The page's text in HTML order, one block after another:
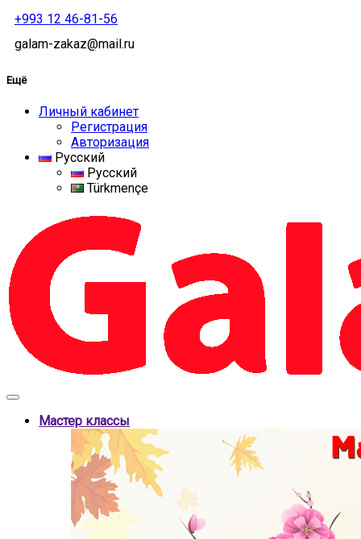
+993 12 46-81-56
galam-zakaz@mail.ru
Ещё
Личный кабинет
Регистрация
Авторизация
Русский
Русский
Türkmençe
Мастер классы